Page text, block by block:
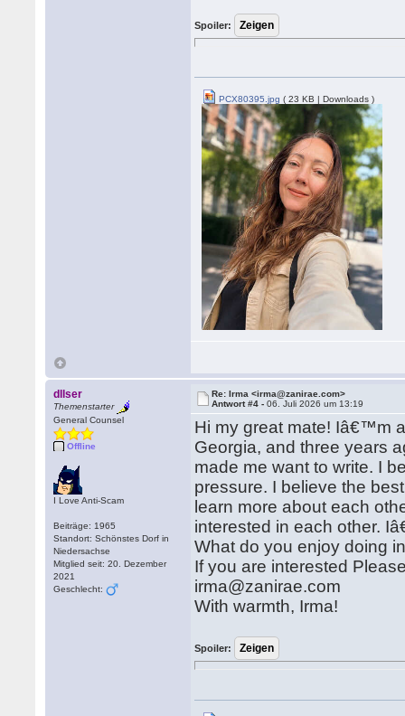
Spoiler:
PCX80395.jpg ( 23 KB | Downloads )
dllser
Themenstarter
General Counsel
Offline
I Love Anti-Scam
Beiträge: 1965
Standort: Schönstes Dorf in
Niedersachse
Mitglied seit: 20. Dezember
2021
Geschlecht:
Re: Irma <irma@zanirae.com>
Antwort #4 -06. Juli 2026 um 13:19
Hi my great mate! Iâ€™m
Georgia, and three years
made me want to write. I
pressure. I believe the
learn more about each
interested in each other.
What do you enjoy doing
If you are interested
irma@zanirae.com
With warmth, Irma!
Spoiler: